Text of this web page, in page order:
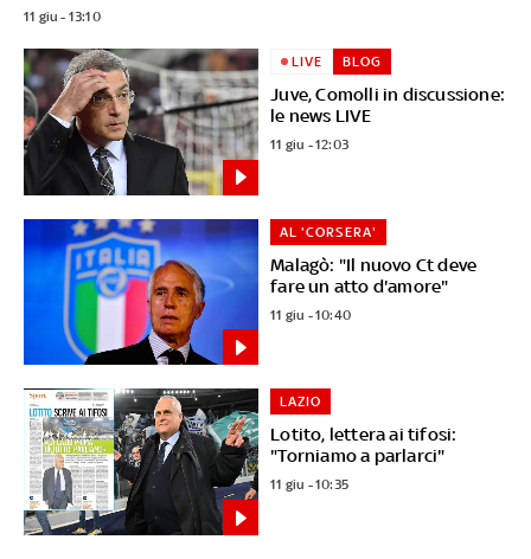
11 giu - 13:10
Juve, Comolli in discussione:
le news LIVE
LIVE BLOG
11 giu - 12:03
Malagò: "Il nuovo Ct deve
fare un atto d'amore"
AL 'CORSERA'
11 giu - 10:40
Lotito, lettera ai tifosi:
"Torniamo a parlarci"
LAZIO
11 giu - 10:35